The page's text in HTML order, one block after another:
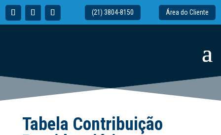
(21) 3804-8150 Área do Cliente
Tabela Contribuição